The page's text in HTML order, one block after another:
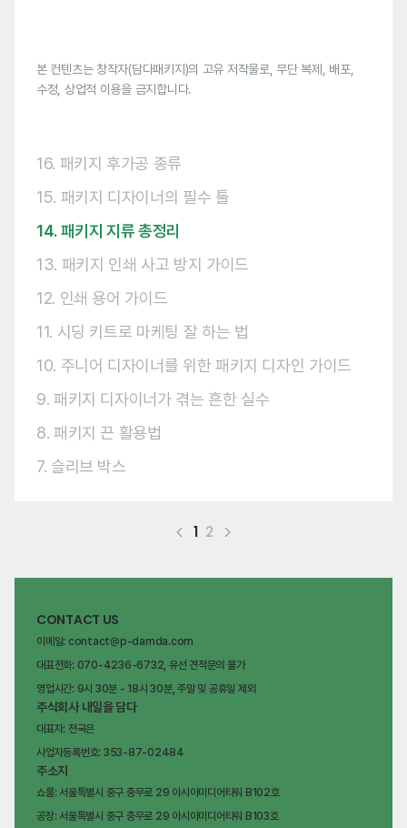
본 컨텐츠는 창작자(담다패키지)의 고유 저작물로, 무단 복제, 배포,
수정, 상업적 이용을 금지합니다.
16. 패키지 후가공 종류
15. 패키지 디자이너의 필수 툴
14. 패키지 지류 총정리
13. 패키지 인쇄 사고 방지 가이드
12. 인쇄 용어 가이드
11. 시딩 키트로 마케팅 잘 하는 법
10. 주니어 디자이너를 위한 패키지 디자인 가이드
9. 패키지 디자이너가 겪는 흔한 실수
8. 패키지 끈 활용법
7. 슬리브 박스
1 2
CONTACT US
이메일: contact@p-damda.com
대표전화: 070-4236-6732, 유선 견적문의 불가
영업시간: 9시 30분 - 18시 30분, 주말 및 공휴일 제외
주식회사 내일을 담다
대표자: 전국은
사업자등록번호: 353-87-02484
주소지
쇼룸: 서울특별시 중구 충무로 29 아시아미디어타워 B102호
공장: 서울특별시 중구 충무로 29 아시아미디어타워 B103호